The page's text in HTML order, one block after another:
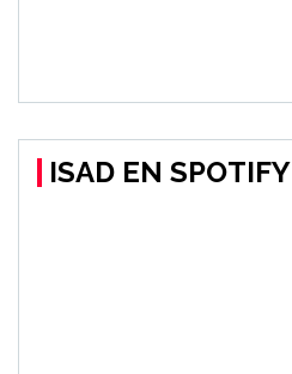
ISAD EN SPOTIFY